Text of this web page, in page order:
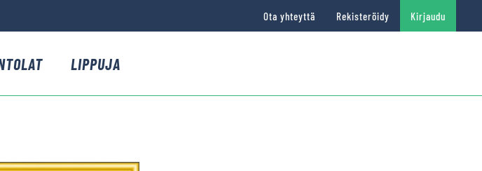
Ota yhteyttä Rekisteröidy Kirjaudu
LIPPUJA